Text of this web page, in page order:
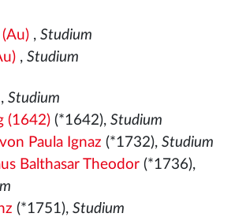
, Studium
, Studium
Studium
(1642)(*1642), Studium
Paula Ignaz (*1732), Studium
Balthasar Theodor(*1736),
(*1751), Studium